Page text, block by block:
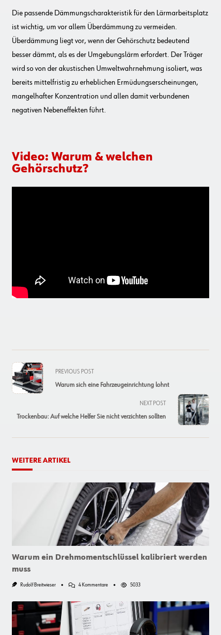
Die passende Dämmungscharakteristik für den Lärmarbeitsplatz
ist wichtig, um vor allem Überdämmung zu vermeiden.
Überdämmung liegt vor, wenn der Gehörschutz bedeutend
besser dämmt, als es der Umgebungslärm erfordert. Der Träger
wird so von der akustischen Umweltwahrnehmung isoliert, was
bereits mittelfristig zu erheblichen Ermüdungserscheinungen,
mangelhafter Konzentration und allen damit verbundenen
negativen Nebeneffekten führt.
Video: Warum & welchen
Gehörschutz?
<span
class="nav-
subtitle
reader-
PREVIOUS POST
Warum sich eine Fahrzeugeinrichtung lohnt
NEXT POST
Trockenbau: Auf welche Helfer Sie nicht verzichten sollten
WEITERE ARTIKEL
Warum ein Drehmomentschlüssel kalibriert werden
muss
Rudolf Breitwieser 4 KommentareZu
Drehmomentschlüssel
Kalibriert
Muss
5033